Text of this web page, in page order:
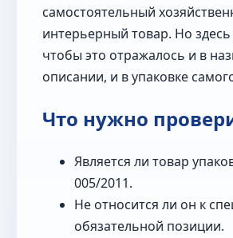
самостоятельный
интерьерный товар. Но
чтобы это отражалось и в
описании, и в упаковке
Что нужно
Является ли товар
005/2011.
Не относится ли он к
обязательной позиции.